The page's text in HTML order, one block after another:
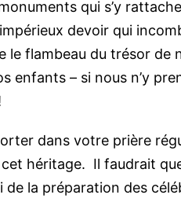
qui s’y
devoir qui
le flambeau du trésor de
enfants – si nous n’y
dans votre prière
héritage. Il faudrait
de la préparation des